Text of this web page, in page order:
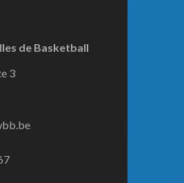
de Basketball
3